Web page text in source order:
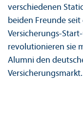
verschiedenen
beiden Freunde
Versicherungs-
revolutionieren sie
Alumni den
Versicherungs­markt.